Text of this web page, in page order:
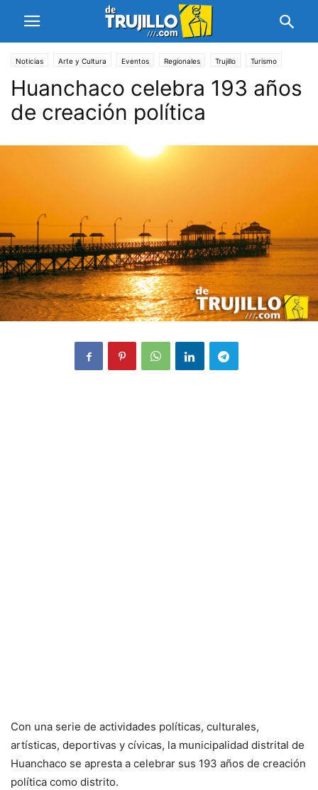
Noticias Arte y Cultura Eventos Regionales Trujillo Turismo
Huanchaco celebra 193 años
de creación política
Con una serie de actividades políticas, culturales,
artísticas, deportivas y cívicas, la municipalidad distrital de
Huanchaco se apresta a celebrar sus 193 años de creación
política como distrito.